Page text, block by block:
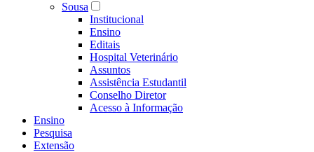
Sousa
Institucional
Ensino
Editais
Hospital Veterinário
Assuntos
Assistência Estudantil
Conselho Diretor
Acesso à Informação
Ensino
Pesquisa
Extensão